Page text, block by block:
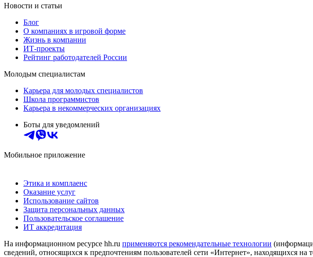
Новости и статьи
Блог
О компаниях в игровой форме
Жизнь в компании
ИТ-проекты
Рейтинг работодателей России
Молодым специалистам
Карьера для молодых специалистов
Школа программистов
Карьера в некоммерческих организациях
Боты для уведомлений
Мобильное приложение
Этика и комплаенс
Оказание услуг
Использование сайтов
Защита персональных данных
Пользовательское соглашение
ИТ аккредитация
На информационном ресурсе hh.ru применяются рекомендательные технологии
сведений, относящихся к предпочтениям пользователей сети «Интернет», находящихся